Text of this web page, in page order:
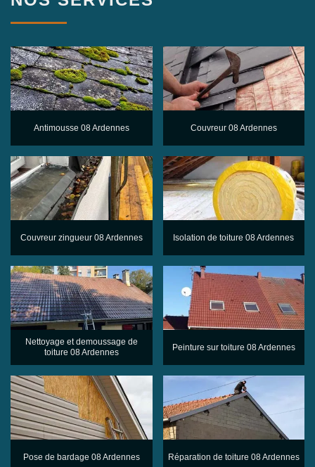
Antimousse 08 Ardennes Couvreur 08 Ardennes
Couvreur zingueur 08 Ardennes Isolation de toiture 08 Ardennes
Nettoyage et demoussage de
toiture 08 Ardennes
Peinture sur toiture 08 Ardennes
Pose de bardage 08 Ardennes Réparation de toiture 08 Ardennes